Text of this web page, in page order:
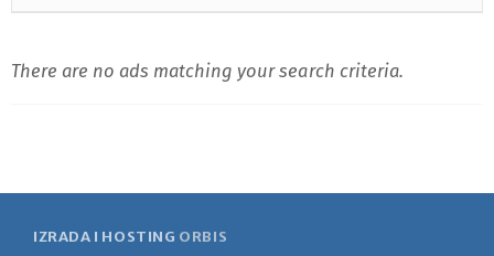
There are no ads matching your search criteria.
IZRADA I HOSTING ORBIS